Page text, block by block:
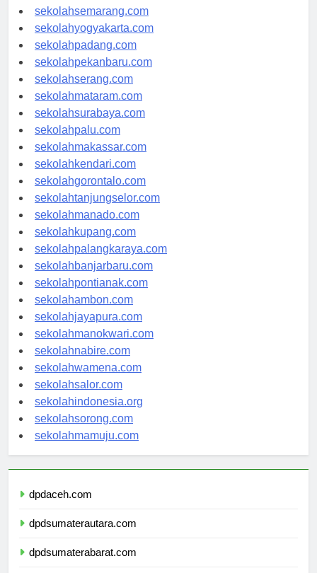
sekolahtanjungpinang.com
sekolahsemarang.com
sekolahyogyakarta.com
sekolahpadang.com
sekolahpekanbaru.com
sekolahserang.com
sekolahmataram.com
sekolahsurabaya.com
sekolahpalu.com
sekolahmakassar.com
sekolahkendari.com
sekolahgorontalo.com
sekolahtanjungselor.com
sekolahmanado.com
sekolahkupang.com
sekolahpalangkaraya.com
sekolahbanjarbaru.com
sekolahpontianak.com
sekolahambon.com
sekolahjayapura.com
sekolahmanokwari.com
sekolahnabire.com
sekolahwamena.com
sekolahsalor.com
sekolahindonesia.org
sekolahsorong.com